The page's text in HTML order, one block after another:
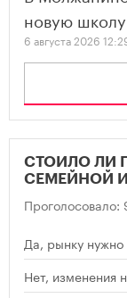
новую школу
6 августа 2026
СТОИЛО ЛИ
СЕМЕЙНОЙ
Проголосовало:
Да, рынку
Нет, изменения